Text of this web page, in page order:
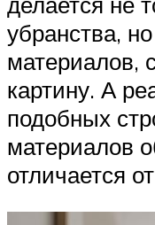
убранства,
материалов,
картину. А
подобных
материалов
отличается